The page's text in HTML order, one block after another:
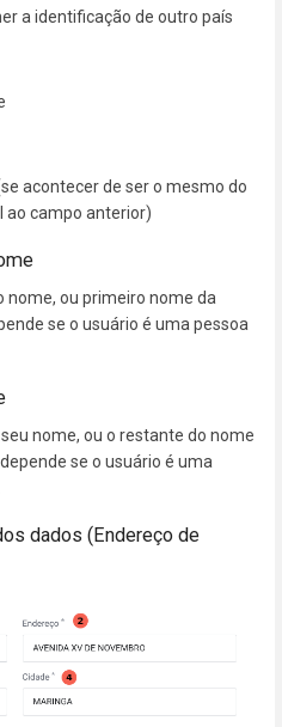
a identificação de outro país
acontecer de ser o mesmo do
ao campo anterior)
nome, ou primeiro nome da
se o usuário é uma pessoa
nome, ou o restante do nome
se o usuário é uma
dados (Endereço de